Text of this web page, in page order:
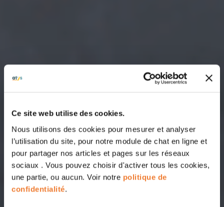
Ce site web utilise des cookies.
Nous utilisons des cookies pour mesurer et analyser
l’utilisation du site, pour notre module de chat en ligne et
pour partager nos articles et pages sur les réseaux
sociaux . Vous pouvez choisir d'activer tous les cookies,
une partie, ou aucun. Voir notre politique de
confidentialité.